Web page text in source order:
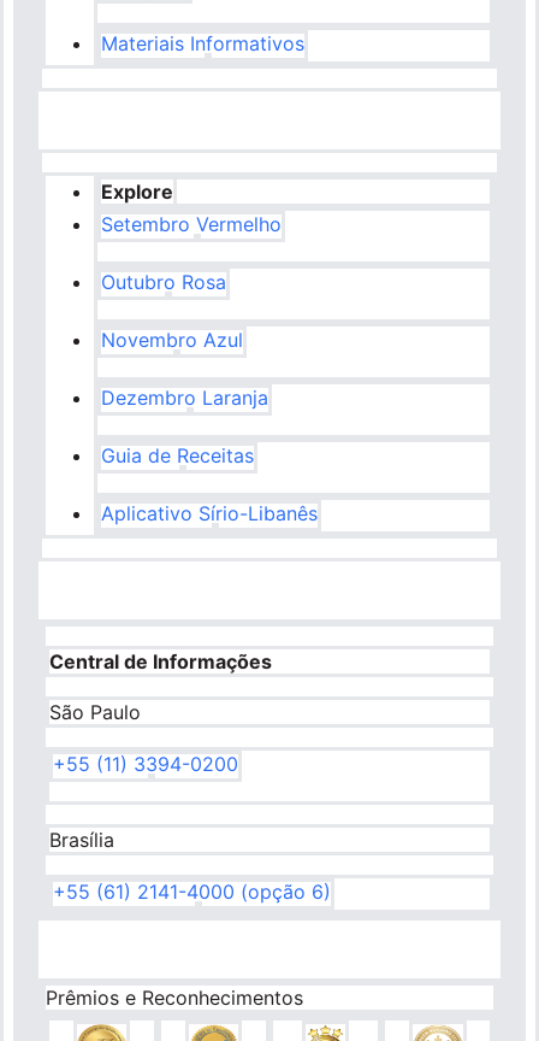
Materiais Informativos
Explore
Setembro Vermelho
Outubro Rosa
Novembro Azul
Dezembro Laranja
Guia de Receitas
Aplicativo Sírio-Libanês
Central de Informações
São Paulo
+55 (11) 3394-0200
Brasília
+55 (61) 2141-4000 (opção 6)
Prêmios e Reconhecimentos